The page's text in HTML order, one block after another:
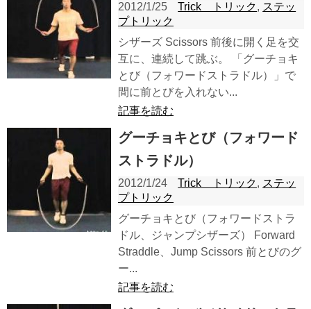
2012/1/25 Trick トリック, ステッ
プトリック
シザーズ Scissors 前後に開く足を交
互に、連続して跳ぶ。 「グーチョキ
とび（フォワードストラドル）」で
間に前とびを入れない...
記事を読む
グーチョキとび（フォワード
ストラドル）
2012/1/24 Trick トリック, ステッ
プトリック
グーチョキとび（フォワードストラ
ドル、ジャンプシザーズ） Forward
Straddle、Jump Scissors 前とびのグ
ー...
記事を読む